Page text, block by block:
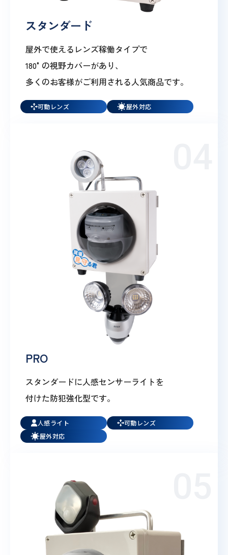
スタンダード
屋外で使えるレンズ稼働タイプで
180°の視野カバーがあり、
多くのお客様がご利用される人気商品です。
可動レンズ 屋外対応
PRO
スタンダードに人感センサーライトを
付けた防犯強化型です。
人感ライト
可動レンズ
屋外対応